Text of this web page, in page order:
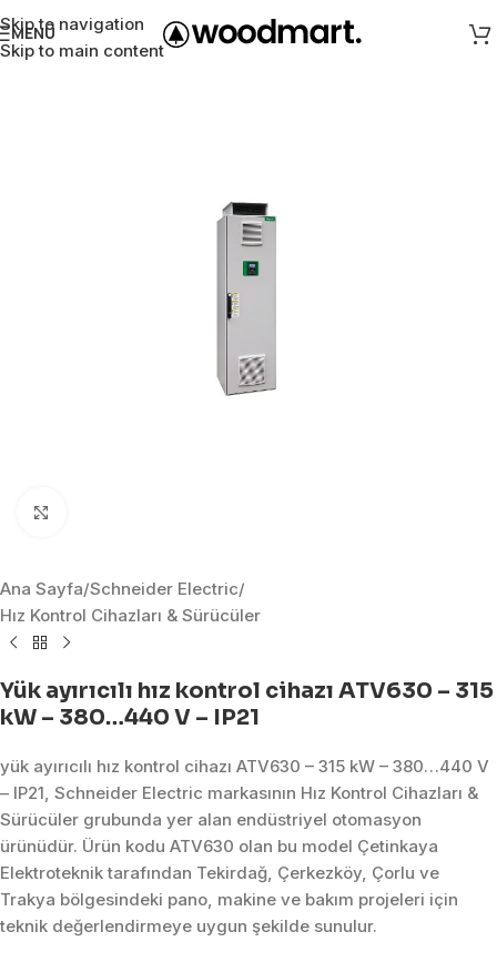
Skip to navigation
Skip to main content
MENÜ
Ana Sayfa/Schneider Electric/
Hız Kontrol Cihazları & Sürücüler
Yük ayırıcılı hız kontrol cihazı ATV630 – 315
kW – 380…440 V – IP21
yük ayırıcılı hız kontrol cihazı ATV630 – 315 kW – 380…440 V
– IP21, Schneider Electric markasının Hız Kontrol Cihazları &
Sürücüler grubunda yer alan endüstriyel otomasyon
ürünüdür. Ürün kodu ATV630 olan bu model Çetinkaya
Elektroteknik tarafından Tekirdağ, Çerkezköy, Çorlu ve
Trakya bölgesindeki pano, makine ve bakım projeleri için
teknik değerlendirmeye uygun şekilde sunulur.